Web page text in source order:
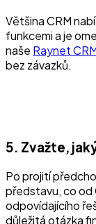
Většina CRM
funkcemi a je
naše Raynet
bez závazků.
5. Zvažte,
Po projití
představu, co od
odpovídajícího
důležitá otázka